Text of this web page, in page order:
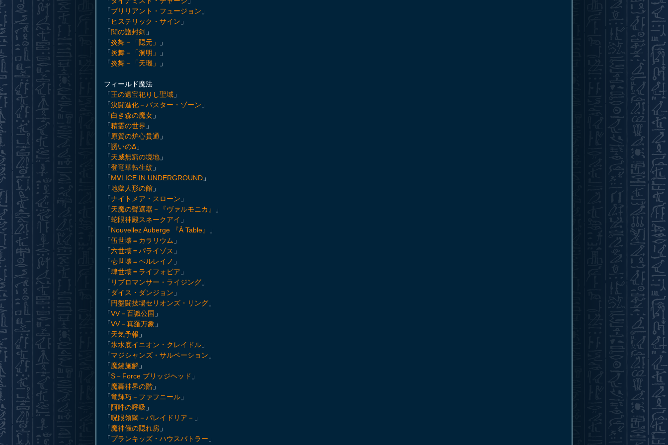
「ブリリアント・フュージョン 」
「 ヒステリック・サイン 」
「闇の護封剣 」
「炎舞－「隠元」
」
「炎舞－「洞明」
」
「炎舞－「天璣」 」
フィールド魔法
「王の遺宝祀りし聖域 」
「決闘進化－バスター・ゾーン 」
「白き森の魔女 」
「精霊の世界 」
「 原質の炉心貫通 」
「誘いのΔ 」
「天威無窮の境地 」
「登竜華転生紋 」
「M∀LICE IN UNDERGROUND 」
「地獄人形の館 」
「ナイトメア・スローン 」
「天魔の聲選器－『ヴァルモニカ』
」
「蛇眼神殿スネークアイ 」
「Nouvellez Auberge 『À Table』
」
「伍世壊＝カラリウム 」
「六世壊＝パライゾス 」
「壱世壊＝ペルレイノ 」
「肆世壊＝ライフォビア 」
「 リブロマンサー・ライジング 」
「 ダイス・ダンジョン 」
「円盤闘技場セリオンズ・リング 」
「VV－百識公国 」
「VV－真羅万象 」
「天気予報 」
「氷水底イニオン・クレイドル 」
「マジシャンズ・サルベーション 」
「魔鍵施解 」
「S－Force ブリッジヘッド 」
「魔轟神界の階 」
「竜輝巧－ファフニール 」
「 阿吽の呼吸 」
「呪眼領閾－パレイドリア－ 」
「魔神儀の隠れ房 」
「プランキッズ・ハウスバトラー 」